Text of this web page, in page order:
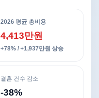
2026 평균 총비용
4,413만원
+78% / +1,937만원 상승
결혼 건수 감소
-38%